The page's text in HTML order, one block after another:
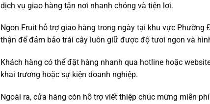
dịch vụ giao hàng tận nơi nhanh chóng và tiện lợi.
Ngon Fruit hỗ trợ giao hàng trong ngày tại khu vực
thận để đảm bảo trái cây luôn giữ được độ tươi ngon và
Khách hàng có thể đặt hàng nhanh qua hotline hoặc
khai trương hoặc sự kiện doanh nghiệp.
Ngoài ra, cửa hàng còn hỗ trợ viết thiệp chúc mừng miễn